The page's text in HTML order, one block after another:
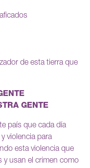
de esta tierra que
GENTE
país que cada día
violencia para
esta violencia que
y usan el crimen como